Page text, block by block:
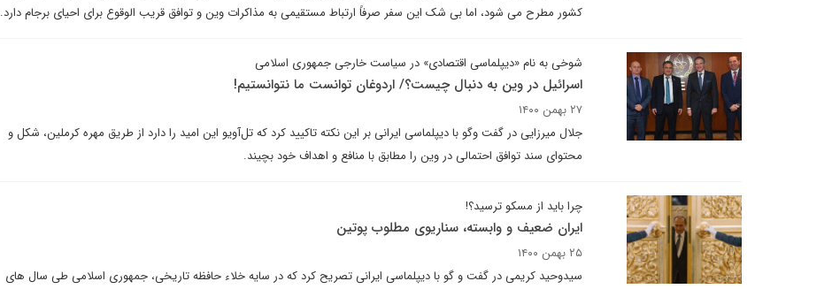
کشور مطرح می شود، اما بی شک این سفر صرفاً ارتباط مستقیمی به مذاکرات وین و توافق قریب الوقوع برای احیای برجام دارد.
شوخی به نام «دیپلماسی اقتصادی» در سیاست خارجی جمهوری اسلامی
اسرائیل در وین به دنبال چیست؟/ اردوغان توانست ما نتوانستیم!
۲۷ بهمن ۱۴۰۰
جلال میرزایی در گفت وگو با دیپلماسی ایرانی بر این نکته تاکیید کرد که تل‌آویو این امید را دارد از طریق مهره کرملین، شکل و
محتوای سند توافق احتمالی در وین را مطابق با منافع و اهداف خود بچیند.
چرا باید از مسکو ترسید؟!
ایران ضعیف و وابسته، سناریوی مطلوب پوتین
۲۵ بهمن ۱۴۰۰
سیدوحید کریمی در گفت و گو با دیپلماسی ایرانی تصریح کرد که در سایه خلاء حافظه تاریخی، جمهوری اسلامی طی سال های